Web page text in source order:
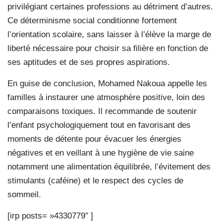
privilégiant certaines professions au détriment d’autres.
Ce déterminisme social conditionne fortement
l’orientation scolaire, sans laisser à l’élève la marge de
liberté nécessaire pour choisir sa filière en fonction de
ses aptitudes et de ses propres aspirations.
En guise de conclusion, Mohamed Nakoua appelle les
familles à instaurer une atmosphère positive, loin des
comparaisons toxiques. Il recommande de soutenir
l’enfant psychologiquement tout en favorisant des
moments de détente pour évacuer les énergies
négatives et en veillant à une hygiène de vie saine
notamment une alimentation équilibrée, l’évitement des
stimulants (caféine) et le respect des cycles de
sommeil.
[irp posts= »4330779″ ]